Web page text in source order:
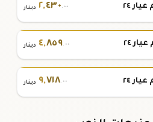
٢,٤٣٠.٠٠ دينار
٤,٨٥٩.٠٠ دينار
٩,٧١٨.٠٠ دينار